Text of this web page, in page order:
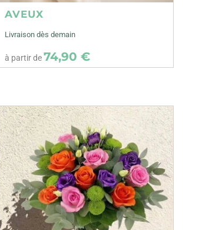
AVEUX
Livraison dès demain
à partir de74,90 €